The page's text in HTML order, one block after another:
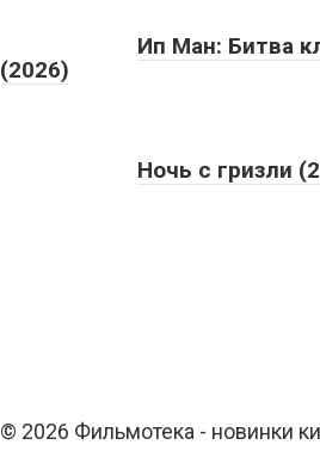
Ип Ман: Битва
(2026)
Ночь с гризли
© 2026 Фильмотека - новинки